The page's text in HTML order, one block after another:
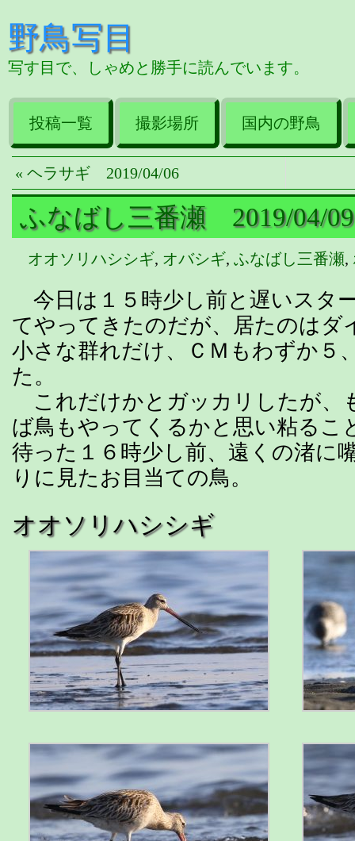
野鳥写目
写す目で、しゃめと勝手に読んでいます。
投稿一覧 撮影場所 国内の野鳥
« ヘラサギ 2019/04/06
ふなばし三番瀬 2019/04/09
オオソリハシシギ, オバシギ, ふなばし三番瀬,
今日は１５時少し前と遅いスタ
てやってきたのだが、居たのはダ
小さな群れだけ、ＣＭもわずか５
た。
これだけかとガッカリしたが、
ば鳥もやってくるかと思い粘る
待った１６時少し前、遠くの渚に
りに見たお目当ての鳥。
オオソリハシシギ